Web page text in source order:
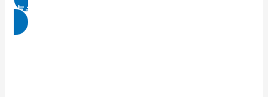
点击免费领取